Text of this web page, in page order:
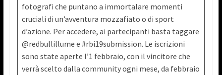
fotografi che puntano a immortalare momenti
cruciali di un’avventura mozzafiato o di sport
d’azione. Per accedere, ai partecipanti basta taggare
@redbullillume e #rbi19submission. Le iscrizioni
sono state aperte l’1 febbraio, con il vincitore che
verrà scelto dalla community ogni mese, da febbraio